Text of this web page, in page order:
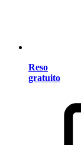
Reso
gratuito